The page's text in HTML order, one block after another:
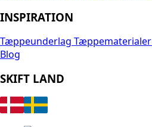
INSPIRATION
Tæppeunderlag Tæppematerialer
Blog
SKIFT LAND